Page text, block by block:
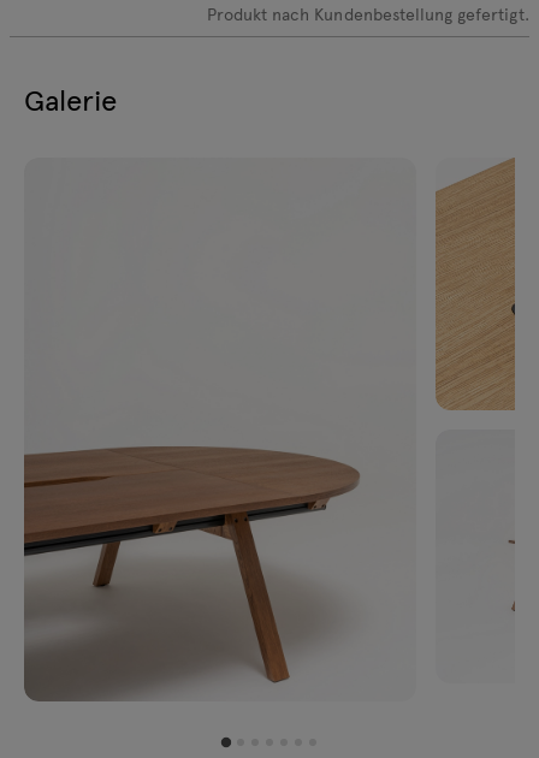
Produkt nach Kundenbestellung gefertigt.
Galerie